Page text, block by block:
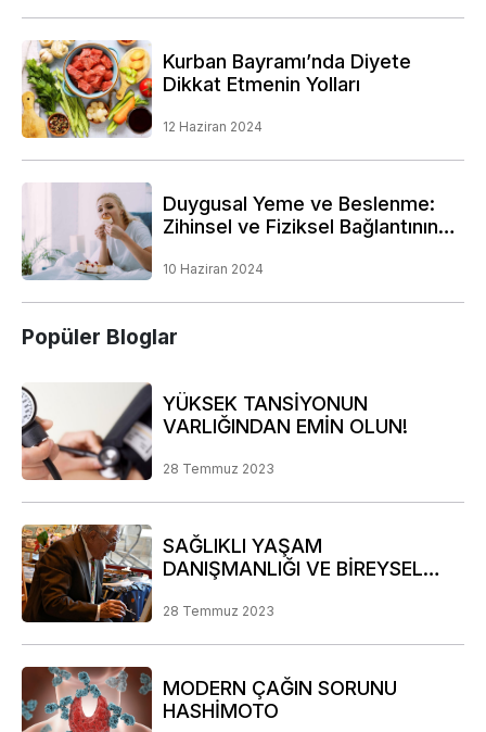
Kurban Bayramı’nda Diyete
Dikkat Etmenin Yolları
12 Haziran 2024
Duygusal Yeme ve Beslenme:
Zihinsel ve Fiziksel Bağlantının
10 Haziran 2024
Popüler Bloglar
YÜKSEK TANSİYONUN
VARLIĞINDAN EMİN OLUN!
28 Temmuz 2023
SAĞLIKLI YAŞAM
DANIŞMANLIĞI VE BİREYSEL
28 Temmuz 2023
MODERN ÇAĞIN SORUNU
HASHİMOTO